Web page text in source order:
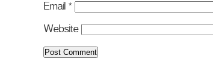
Email *
Website